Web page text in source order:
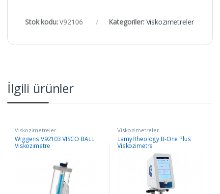
Stok kodu:V92106 Kategoriler: Viskozimetreler
İlgili ürünler
Viskozimetreler
Wiggens V92103 VISCO BALL
Viskozimetre
Viskozimetreler
Lamy Rheology B-One Plus
Viskozimetre